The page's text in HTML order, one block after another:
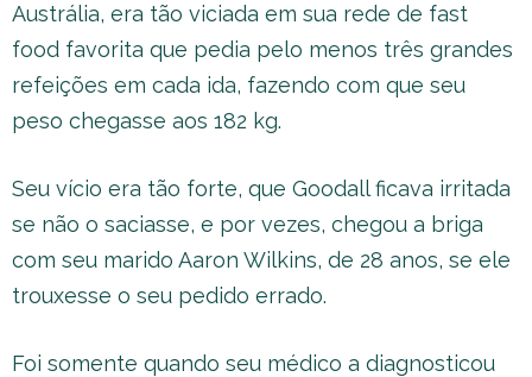
Austrália, era tão viciada em sua rede de fast
food favorita que pedia pelo menos três grandes
refeições em cada ida, fazendo com que seu
peso chegasse aos 182 kg.
Seu vício era tão forte, que Goodall ficava irritada
se não o saciasse, e por vezes, chegou a briga
com seu marido Aaron Wilkins, de 28 anos, se ele
trouxesse o seu pedido errado.
Foi somente quando seu médico a diagnosticou